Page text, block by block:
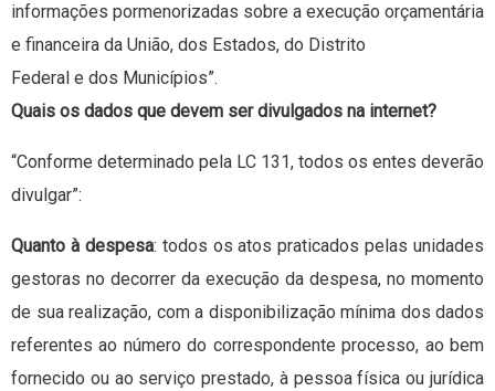
informações pormenorizadas sobre a execução orçamentária
e financeira da União, dos Estados, do Distrito
Federal e dos Municípios”.
Quais os dados que devem ser divulgados na internet?
“Conforme determinado pela LC 131, todos os entes deverão
divulgar”:
Quanto à despesa: todos os atos praticados pelas unidades
gestoras no decorrer da execução da despesa, no momento
de sua realização, com a disponibilização mínima dos dados
referentes ao número do correspondente processo, ao bem
fornecido ou ao serviço prestado, à pessoa física ou jurídica